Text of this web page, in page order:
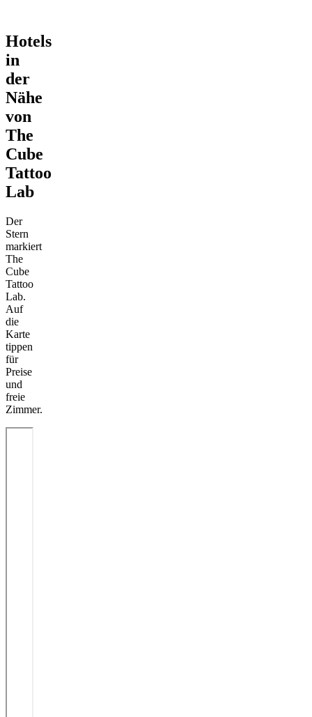
Hotels
in
der
Nähe
von
The
Cube
Tattoo
Lab
Der
Stern
markiert
The
Cube
Tattoo
Lab.
Auf
die
Karte
tippen
für
Preise
und
freie
Zimmer.